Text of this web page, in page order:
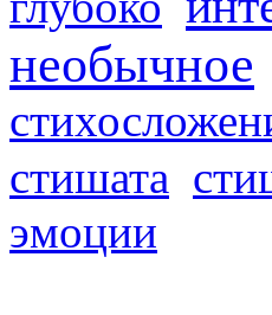
необычное
стишата
эмоции